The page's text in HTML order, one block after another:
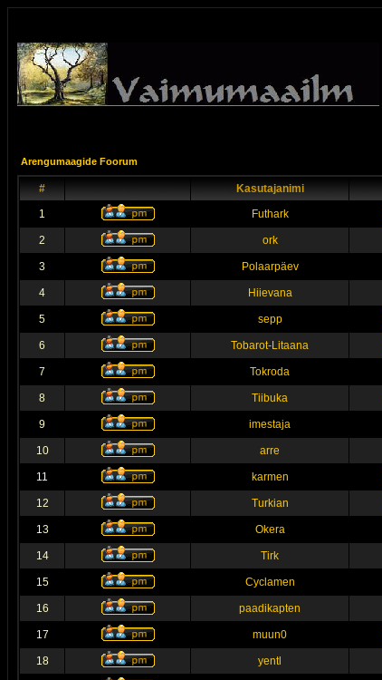
Arengumaagide Foorum
# Kasutajanimi
1
Futhark
2 ork
3 Polaarpäev
4 Hiievana
5 sepp
6 Tobarot-Litaana
7 Tokroda
8 Tiibuka
9 imestaja
10 arre
11 karmen
12 Turkian
13 Okera
14 Tirk
15 Cyclamen
16 paadikapten
17 muun0
18 yentl